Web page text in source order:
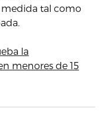
tal como
la
menores de 15